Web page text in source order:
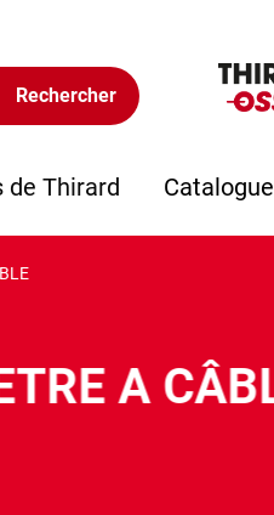
de Thirard Catalogue
A